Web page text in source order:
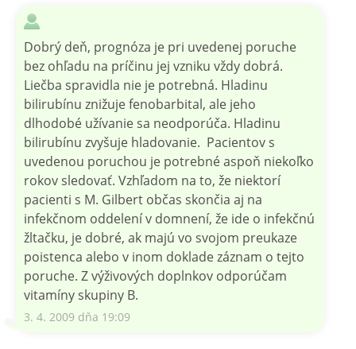
Dobrý deň, prognóza je pri uvedenej poruche
bez ohľadu na príčinu jej vzniku vždy dobrá.
Liečba spravidla nie je potrebná. Hladinu
bilirubínu znižuje fenobarbital, ale jeho
dlhodobé užívanie sa neodporúča. Hladinu
bilirubínu zvyšuje hladovanie. Pacientov s
uvedenou poruchou je potrebné aspoň niekoľko
rokov sledovať. Vzhľadom na to, že niektorí
pacienti s M. Gilbert občas skončia aj na
infekčnom oddelení v domnení, že ide o infekčnú
žltačku, je dobré, ak majú vo svojom preukaze
poistenca alebo v inom doklade záznam o tejto
poruche. Z výživových doplnkov odporúčam
vitamíny skupiny B.
3. 4. 2009 dňa 19:09